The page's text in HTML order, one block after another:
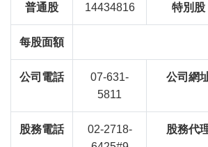
普通股 14434816 特別股
每股面額
公司電話
07-631-
5811
公司網
股務電話
02-2718-
股務代